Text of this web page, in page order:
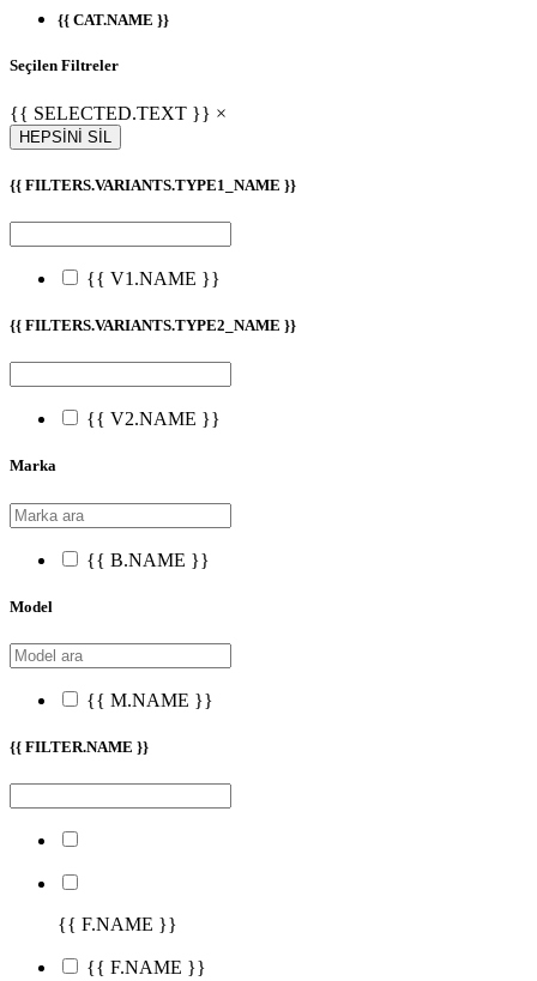
{{ CAT.NAME }}
Seçilen Filtreler
{{ SELECTED.TEXT }} ×
HEPSİNİ SİL
{{ FILTERS.VARIANTS.TYPE1_NAME }}
{{ V1.NAME }}
{{ FILTERS.VARIANTS.TYPE2_NAME }}
{{ V2.NAME }}
Marka
{{ B.NAME }}
Model
{{ M.NAME }}
{{ FILTER.NAME }}
{{ F.NAME }}
{{ F.NAME }}